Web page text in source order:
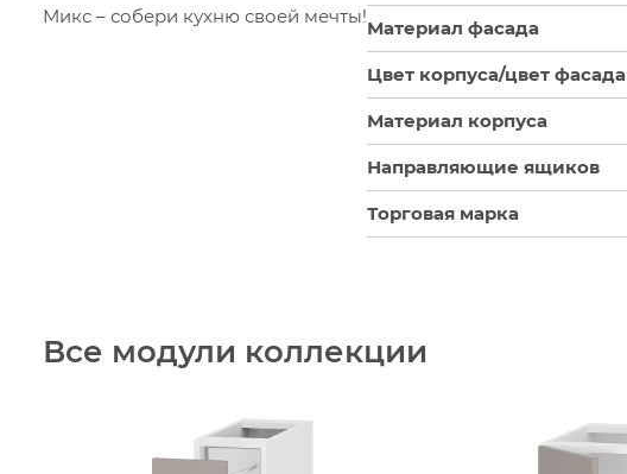
Микс – собери кухню своей мечты!
Материал фасада
Цвет корпуса/цвет фасада
Материал корпуса
Направляющие ящиков
Торговая марка
Все модули коллекции